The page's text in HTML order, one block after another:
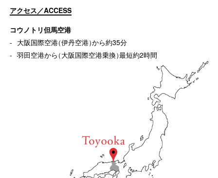
アクセス／ACCESS
コウノトリ但馬空港
大阪国際空港（伊丹空港）から約35分
羽田空港から（大阪国際空港乗換）最短約2時間